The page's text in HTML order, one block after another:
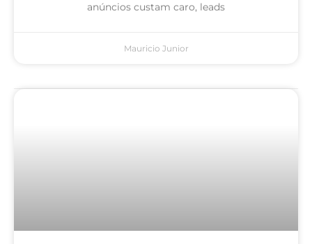
anúncios custam caro, leads
Mauricio Junior